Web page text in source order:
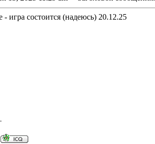
игра состоится (надеюсь) 20.12.25